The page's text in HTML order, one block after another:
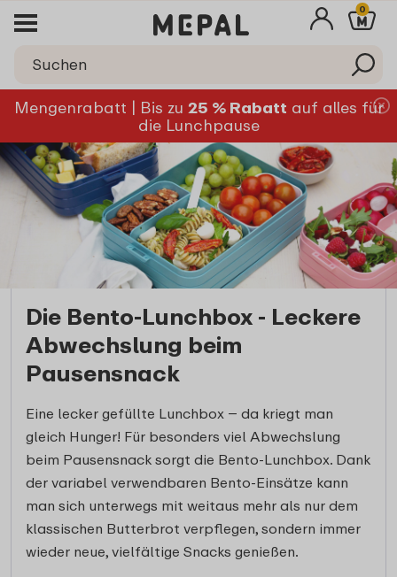
0
Mengenrabatt | Bis zu 25 % Rabatt auf alles für
die Lunchpause
Die Bento-Lunchbox - Leckere
Abwechslung beim
Pausensnack
Eine lecker gefüllte Lunchbox – da kriegt man
gleich Hunger! Für besonders viel Abwechslung
beim Pausensnack sorgt die Bento-Lunchbox. Dank
der variabel verwendbaren Bento-Einsätze kann
man sich unterwegs mit weitaus mehr als nur dem
klassischen Butterbrot verpflegen, sondern immer
wieder neue, vielfältige Snacks genießen.